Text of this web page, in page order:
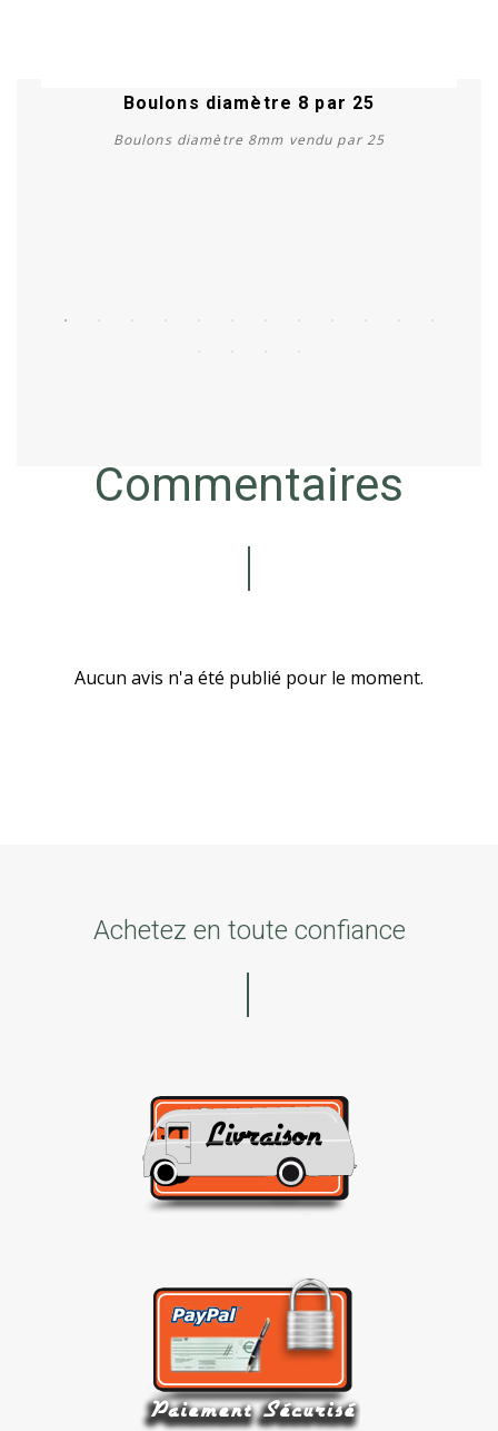
Boulons diamètre 8 par 25
Boulons diamètre 8mm vendu par 25
Commentaires
Aucun avis n'a été publié pour le moment.
Achetez en toute confiance